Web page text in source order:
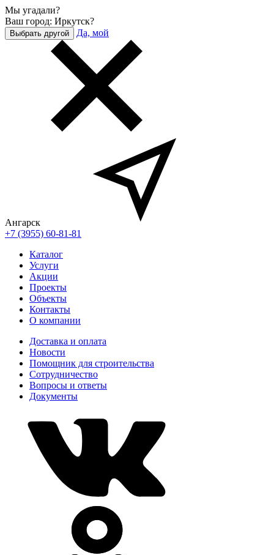
Мы угадали?
Ваш город: Иркутск?
Выбрать другой Да, мой
Ангарск
+7 (3955) 60-81-81
Каталог
Услуги
Акции
Проекты
Объекты
Контакты
О компании
Доставка и оплата
Новости
Помощник для строительства
Сотрудничество
Вопросы и ответы
Документы